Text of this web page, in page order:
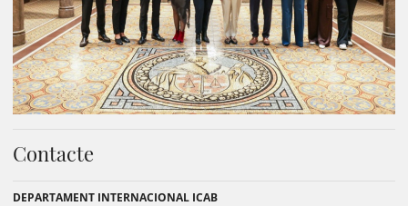
Contacte
DEPARTAMENT INTERNACIONAL ICAB